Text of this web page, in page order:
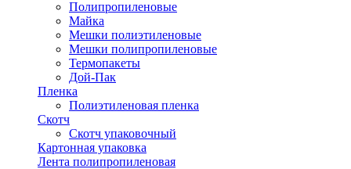
Полипропиленовые
Майка
Мешки полиэтиленовые
Мешки полипропиленовые
Термопакеты
Дой-Пак
Пленка
Полиэтиленовая пленка
Скотч
Скотч упаковочный
Картонная упаковка
Лента полипропиленовая